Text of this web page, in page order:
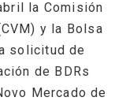
la Comisión
y la Bolsa
solicitud de
de BDRs
Mercado de